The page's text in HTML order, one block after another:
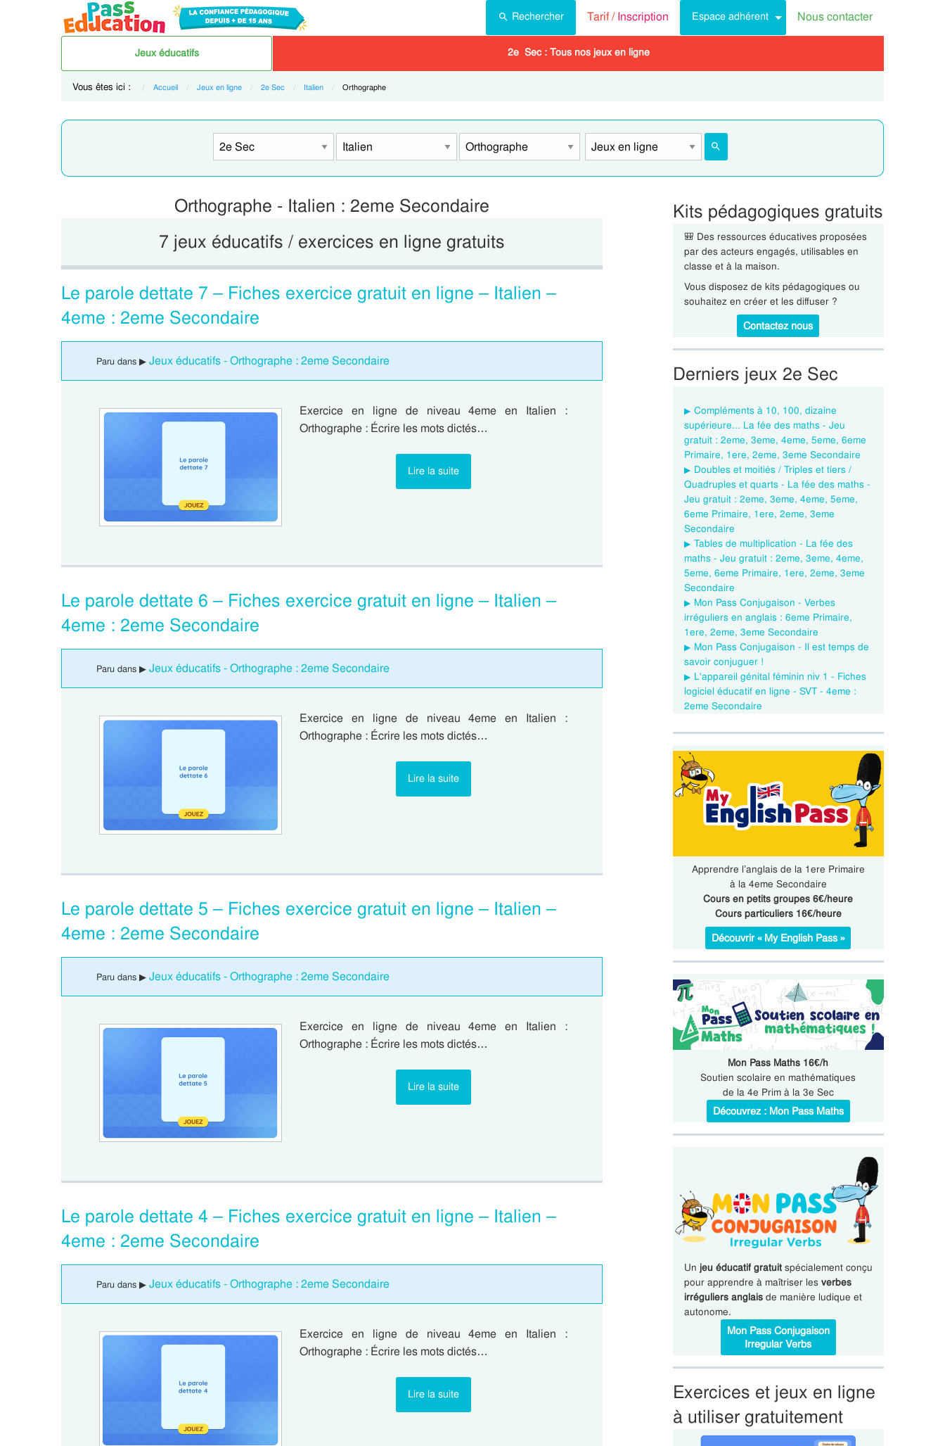
Rechercher Tarif /Inscription Espace adhérent Nous contacter
Jeux éducatifs 2e Sec : Tous nos jeux en ligne
Vous êtes ici : Accueil Jeux en ligne 2e Sec Italien Current:
Orthographe
Orthographe - Italien : 2eme Secondaire
7 jeux éducatifs / exercices en ligne gratuits
Le parole dettate 7 – Fiches exercice gratuit en ligne – Italien –
4eme : 2eme Secondaire
Paru dans ▶ Jeux éducatifs - Orthographe : 2eme Secondaire
Exercice en ligne de niveau 4eme en Italien :
Orthographe : Écrire les mots dictés…
Lire la suite
Le parole dettate 6 – Fiches exercice gratuit en ligne – Italien –
4eme : 2eme Secondaire
Paru dans ▶ Jeux éducatifs - Orthographe : 2eme Secondaire
Exercice en ligne de niveau 4eme en Italien :
Orthographe : Écrire les mots dictés…
Lire la suite
Le parole dettate 5 – Fiches exercice gratuit en ligne – Italien –
4eme : 2eme Secondaire
Paru dans ▶ Jeux éducatifs - Orthographe : 2eme Secondaire
Exercice en ligne de niveau 4eme en Italien :
Orthographe : Écrire les mots dictés…
Lire la suite
Le parole dettate 4 – Fiches exercice gratuit en ligne – Italien –
4eme : 2eme Secondaire
Paru dans ▶ Jeux éducatifs - Orthographe : 2eme Secondaire
Exercice en ligne de niveau 4eme en Italien :
Orthographe : Écrire les mots dictés…
Lire la suite
Kits pédagogiques gratuits
🎒 Des ressources éducatives proposées
par des acteurs engagés, utilisables en
classe et à la maison.
Vous disposez de kits pédagogiques ou
souhaitez en créer et les diffuser ?
Contactez nous
Derniers jeux 2e Sec
Compléments à 10, 100, dizaine
supérieure... La fée des maths - Jeu
gratuit : 2eme, 3eme, 4eme, 5eme, 6eme
Primaire, 1ere, 2eme, 3eme Secondaire
Doubles et moitiés / Triples et tiers /
Quadruples et quarts - La fée des maths -
Jeu gratuit : 2eme, 3eme, 4eme, 5eme,
6eme Primaire, 1ere, 2eme, 3eme
Secondaire
Tables de multiplication - La fée des
maths - Jeu gratuit : 2eme, 3eme, 4eme,
5eme, 6eme Primaire, 1ere, 2eme, 3eme
Secondaire
Mon Pass Conjugaison - Verbes
irréguliers en anglais : 6eme Primaire,
1ere, 2eme, 3eme Secondaire
Mon Pass Conjugaison - Il est temps de
savoir conjuguer !
L'appareil génital féminin niv 1 - Fiches
logiciel éducatif en ligne - SVT - 4eme :
2eme Secondaire
Apprendre l’anglais de la 1ere Primaire
à la 4eme Secondaire
Cours en petits groupes 6€/heure
Cours particuliers 16€/heure
Découvrir « My English Pass »
Mon Pass Maths 16€/h
Soutien scolaire en mathématiques
de la 4e Prim à la 3e Sec
Découvrez : Mon Pass Maths
Un jeu éducatif gratuitspécialement conçu
pour apprendre à maîtriser les verbes
irréguliers anglaisde manière ludique et
autonome.
Mon Pass Conjugaison
Irregular Verbs
Exercices et jeux en ligne
à utiliser gratuitement